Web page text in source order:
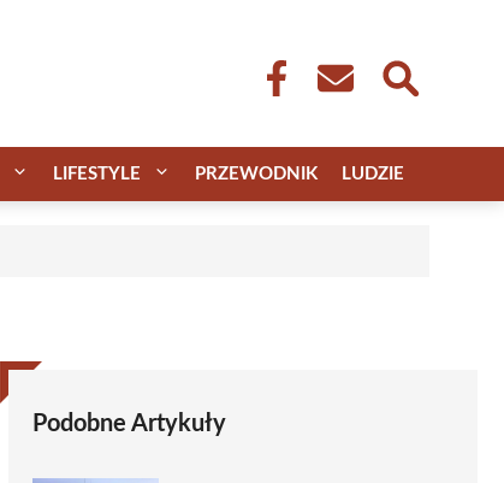
LIFESTYLE PRZEWODNIK LUDZIE
Podobne Artykuły